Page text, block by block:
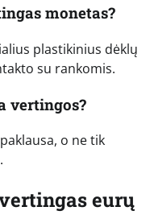
monetas?
plastikinius dėklų
su rankomis.
vertingos?
o ne tik
eurų